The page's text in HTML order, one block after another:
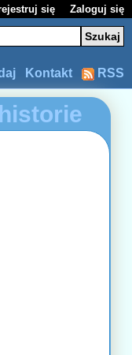
się Zaloguj się
RSS
Kontakt